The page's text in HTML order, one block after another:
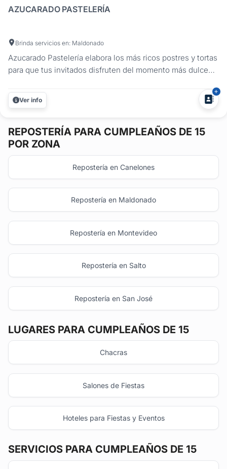
AZUCARADO PASTELERÍA
Brinda servicios en: Maldonado
Azucarado Pastelería elabora los más ricos postres y tortas
para que tus invitados disfruten del momento más dulce
para la elaboración de cada postre o torta, cuidando todos
los detalles de la decoración para lograr productos con...
Ver info
REPOSTERÍA PARA CUMPLEAÑOS DE 15
POR ZONA
Repostería en Canelones
Repostería en Maldonado
Repostería en Montevideo
Repostería en Salto
Repostería en San José
LUGARES PARA CUMPLEAÑOS DE 15
Chacras
Salones de Fiestas
Hoteles para Fiestas y Eventos
SERVICIOS PARA CUMPLEAÑOS DE 15